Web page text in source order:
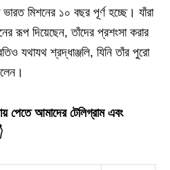
মিশনের ১০ বছর পূর্ণ হচ্ছে। যাঁরা
রূপ দিয়েছেন, তাঁদের প্রশংসা করার
যথাযথ শ্রদ্ধাঞ্জলি, যিনি তাঁর পুরো
পেতে আমাদের টেলিগ্রাম এবং